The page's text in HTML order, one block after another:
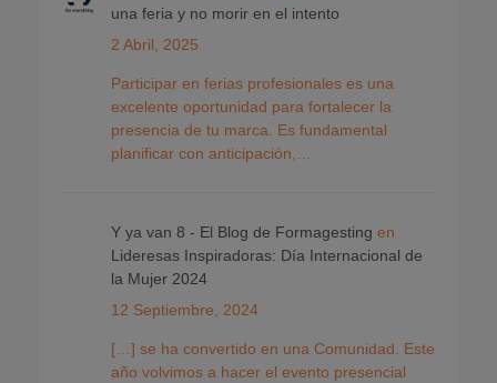
una feria y no morir en el intento
2 Abril, 2025
Participar en ferias profesionales es una
excelente oportunidad para fortalecer la
presencia de tu marca. Es fundamental
planificar con anticipación,…
Y ya van 8 - El Blog de Formagesting en
Lideresas Inspiradoras: Día Internacional de
la Mujer 2024
12 Septiembre, 2024
[…] se ha convertido en una Comunidad. Este
año volvimos a hacer el evento presencial